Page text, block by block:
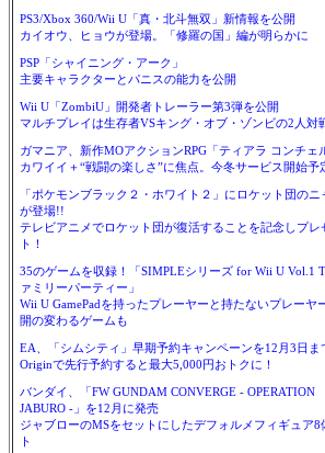
PS3/Xbox 360/Wii U「真・北斗無双」新情報を公開
カイオウ、ヒョウが登場。「修羅の国」編が明らかに
PSP「シャイニング・アーク」
主要キャラクターとパニスの能力を公開
Wii U「ZombiU」開発者トレーラー第3弾を公開
マルチプレイは生存者VSキング・オブ・ゾンビの2人対
ガマニア、新作MOアクションRPG「ティアラ コンチェ
カワイイ＋“戦闘の楽しさ”に焦点。今冬サービス開始予
「ポケモンブラック２・ホワイト２」にロケット団のニ
が登場!!
テレビアニメでロケット団が復活することを記念しプレ
ト！
35のゲームを収録！「SIMPLEシリーズ for Wii U Vol.1
ァミリーパーティー」
Wii U GamePadを持ったプレーヤーと持たないプレーヤ
開の変わるゲームも
EA、「シムシティ」早期予約キャンペーンを12月3日ま
Originで先行予約すると最大5,000円おトクに！
バンダイ、「FW GUNDAM CONVERGE - OPERATION
JABURO -」を12月に発売
ジャブローのMSをセットにしたデフォルメフィギュア8
ト